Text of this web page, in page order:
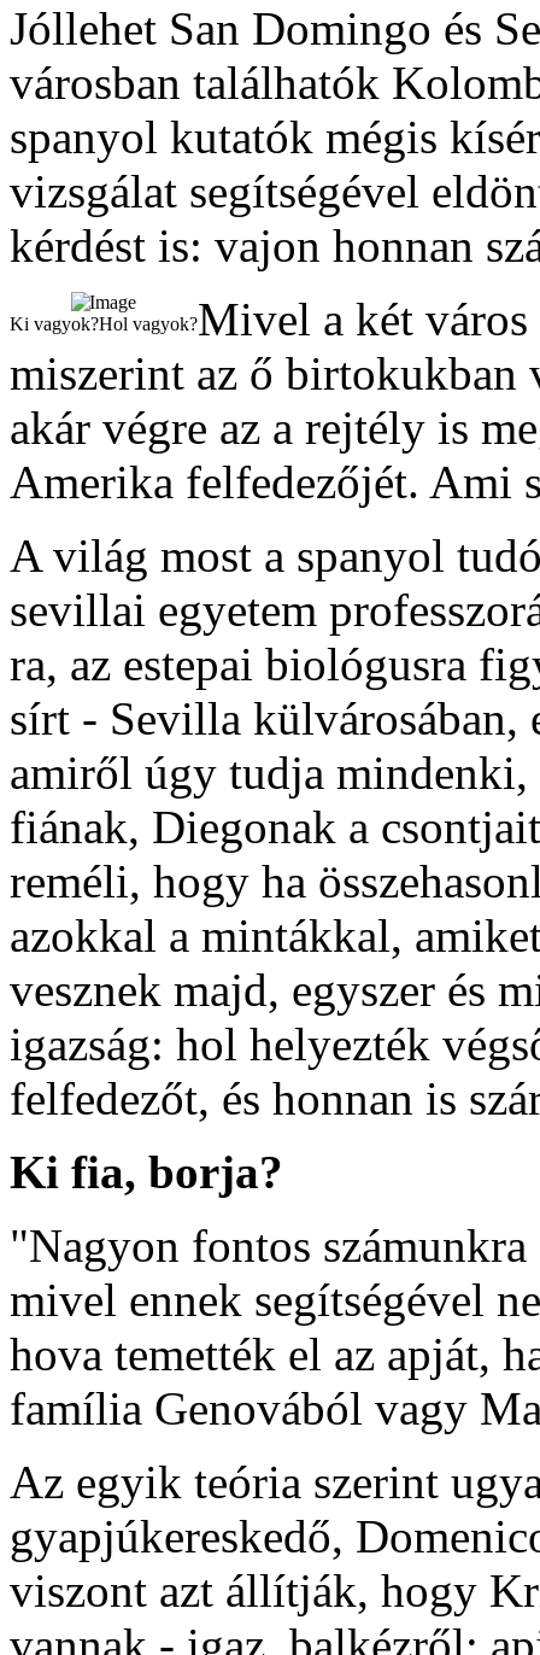
Jóllehet San Domingo és
városban találhatók
spanyol kutatók mégis
vizsgálat segítségével
kérdést is: vajon honnan
Ki vagyok?Hol vagyok?Mivel a két
miszerint az ő
akár végre az a rejtély is
Amerika felfedezőjét. Ami
A világ most a spanyol
sevillai egyetem
ra, az estepai biológusra
sírt - Sevilla külvárosában,
amiről úgy tudja
fiának, Diegonak a
reméli, hogy ha
azokkal a mintákkal,
vesznek majd, egyszer és
igazság: hol helyezték
felfedezőt, és honnan is
Ki fia, borja?
"Nagyon fontos
mivel ennek segítségével
hova temették el az apját,
família Genovából vagy
Az egyik teória szerint
gyapjúkereskedő,
viszont azt állítják, hogy
vannak - igaz, balkézről: